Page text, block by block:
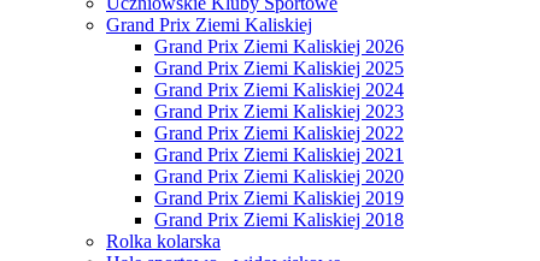
Grand Prix Ziemi Kaliskiej
Grand Prix Ziemi Kaliskiej 2026
Grand Prix Ziemi Kaliskiej 2025
Grand Prix Ziemi Kaliskiej 2024
Grand Prix Ziemi Kaliskiej 2023
Grand Prix Ziemi Kaliskiej 2022
Grand Prix Ziemi Kaliskiej 2021
Grand Prix Ziemi Kaliskiej 2020
Grand Prix Ziemi Kaliskiej 2019
Grand Prix Ziemi Kaliskiej 2018
Rolka kolarska